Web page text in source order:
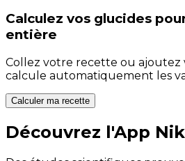
Calculez vos glucides
entière
Collez votre recette ou ajoutez
calcule automatiquement les
Calculer ma recette
Découvrez l'App